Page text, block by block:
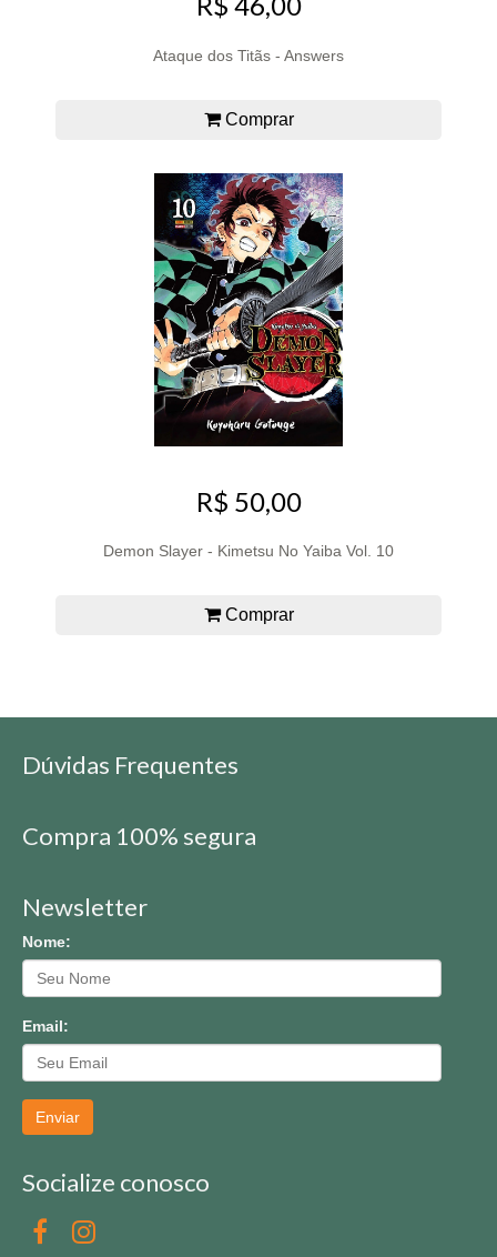
Ataque dos Titãs - Answers
Comprar
R$ 50,00
Demon Slayer - Kimetsu No Yaiba Vol. 10
Comprar
Dúvidas Frequentes
Compra 100% segura
Newsletter
Nome:
Email:
Enviar
Socialize conosco